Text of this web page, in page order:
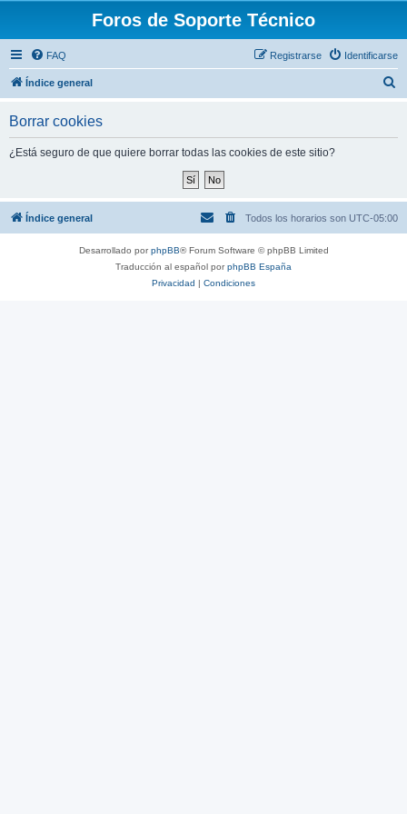
Foros de Soporte Técnico
FAQ Identificarse
Registrarse
Índice general
Borrar cookies
¿Está seguro de que quiere borrar todas las cookies de este sitio?
Índice general Todos los horarios son UTC-05:00
Desarrollado porphpBB® Forum Software © phpBB Limited
Traducción al español porphpBB España
Privacidad | Condiciones